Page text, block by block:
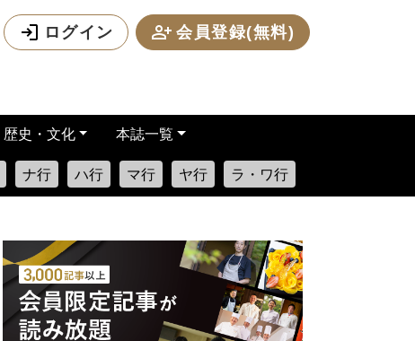
ログイン 会員登録(無料)
歴史・文化 本誌一覧
ナ行 ハ行 マ行 ヤ行 ラ・ワ行